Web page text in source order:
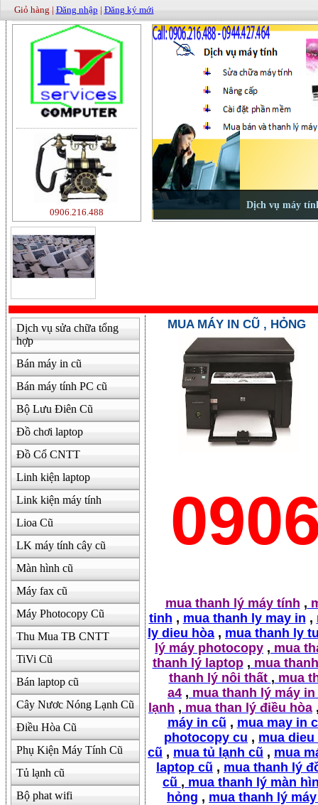
Giỏ hàng | Đăng nhập | Đăng ký mới
0906.216.488
500000
Dịch vụ sửa chữa tổng
hợp
Bán máy in cũ
Bán máy tính PC cũ
Bộ Lưu Điên Cũ
Đồ chơi laptop
Đồ Cổ CNTT
Linh kiện laptop
Link kiện máy tính
Lioa Cũ
LK máy tính cây cũ
Màn hình cũ
Máy fax cũ
Máy Photocopy Cũ
Thu Mua TB CNTT
TiVi Cũ
Bán laptop cũ
Cây Nươc Nóng Lạnh Cũ
Điều Hòa Cũ
Phụ Kiện Máy Tính Cũ
Tủ lạnh cũ
Bộ phat wifi
MUA MÁY IN CŨ , HỎNG
mua thanh lý máy tính ,
tinh , mua thanh ly may in ,
ly dieu hòa , mua thanh ly
lý máy photocopy , mua
thanh lý laptop, mua
thanh lý nôi thất , mua
a4 , mua thanh lý máy in
lạnh , mua than lý điều hòa
máy in cũ , mua may in
photocopy cu , mua
cũ , mua tủ lạnh cũ , mua
laptop cũ , mua thanh lý
cũ , mua thanh lý màn
hỏng , mua thanh lý